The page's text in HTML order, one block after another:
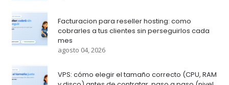
Facturacion para reseller hosting: como
cobrarles a tus clientes sin perseguirlos cada
mes
agosto 04, 2026
VPS: cómo elegir el tamaño correcto (CPU, RAM